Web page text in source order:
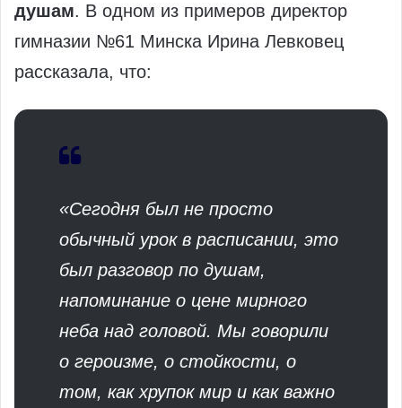
душам. В одном из примеров директор
гимназии №61 Минска Ирина Левковец
рассказала, что:
«Сегодня был не просто
обычный урок в расписании, это
был разговор по душам,
напоминание о цене мирного
неба над головой. Мы говорили
о героизме, о стойкости, о
том, как хрупок мир и как важно